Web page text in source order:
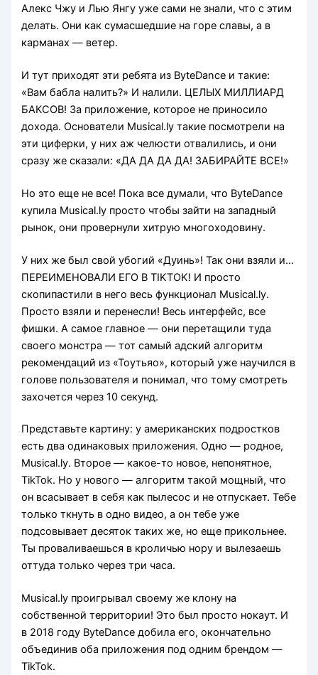
Алекс Чжу и Лью Янгу уже сами не знали, что с этим
делать. Они как сумасшедшие на горе славы, а в
карманах — ветер.
И тут приходят эти ребята из ByteDance и такие:
«Вам бабла налить?» И налили. ЦЕЛЫХ МИЛЛИАРД
БАКСОВ! За приложение, которое не приносило
дохода. Основатели Musical.ly такие посмотрели на
эти циферки, у них аж челюсти отвалились, и они
сразу же сказали: «ДА ДА ДА ДА! ЗАБИРАЙТЕ ВСЕ!»
Но это еще не все! Пока все думали, что ByteDance
купила Musical.ly просто чтобы зайти на западный
рынок, они провернули хитрую многоходовину.
У них же был свой убогий «Дуинь»! Так они взяли и…
ПЕРЕИМЕНОВАЛИ ЕГО В TIKTOK! И просто
скопипастили в него весь функционал Musical.ly.
Просто взяли и перенесли! Весь интерфейс, все
фишки. А самое главное — они перетащили туда
своего монстра — тот самый адский алгоритм
рекомендаций из «Тоутьяо», который уже научился в
голове пользователя и понимал, что тому смотреть
захочется через 10 секунд.
Представьте картину: у американских подростков
есть два одинаковых приложения. Одно — родное,
Musical.ly. Второе — какое-то новое, непонятное,
TikTok. Но у нового — алгоритм такой мощный, что
он всасывает в себя как пылесос и не отпускает. Тебе
только ткнуть в одно видео, а он тебе уже
подсовывает десяток таких же, но еще прикольнее.
Ты проваливаешься в кроличью нору и вылезаешь
оттуда только через три часа.
Musical.ly проигрывал своему же клону на
собственной территории! Это был просто нокаут. И
в 2018 году ByteDance добила его, окончательно
объединив оба приложения под одним брендом —
TikTok.